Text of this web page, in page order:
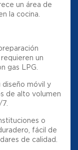
un área de
la cocina
un
gas LPG
diseño móvil y
de alto volumen
7
o
fácil de
de calidad